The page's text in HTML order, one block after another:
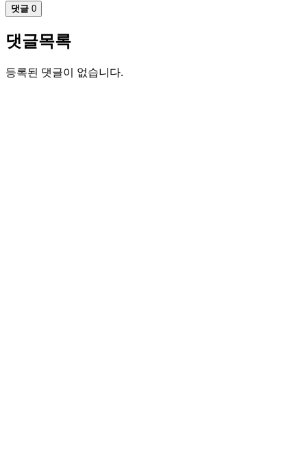
댓글 0
댓글목록
등록된 댓글이 없습니다.